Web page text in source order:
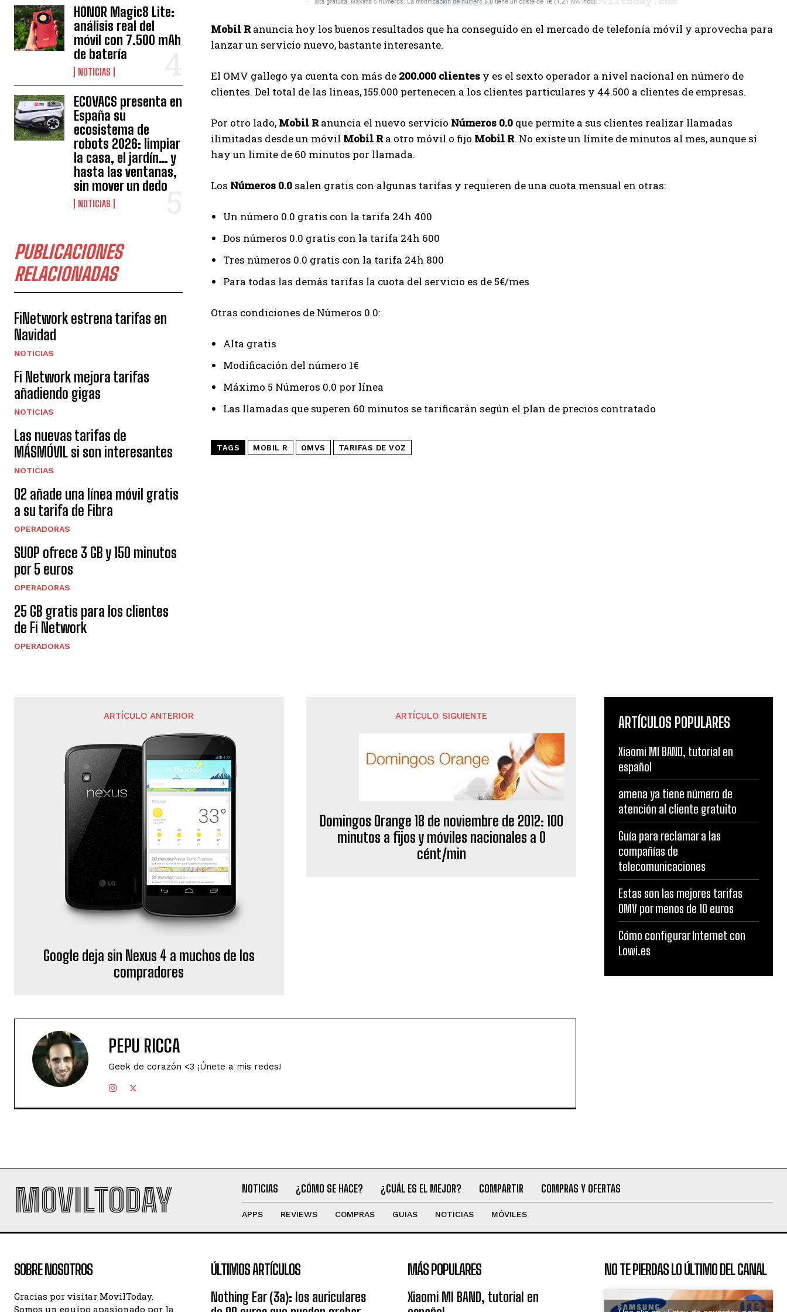
HONOR Magic8 Lite:
análisis real del
móvil con 7.500 mAh
de batería
NOTICIAS
ECOVACS presenta en
España su
ecosistema de
robots 2026: limpiar
la casa, el jardín… y
hasta las ventanas,
sin mover un dedo
NOTICIAS
PUBLICACIONES
RELACIONADAS
FiNetwork estrena tarifas en
Navidad
NOTICIAS
Fi Network mejora tarifas
añadiendo gigas
NOTICIAS
Las nuevas tarifas de
MÁSMÓVIL si son interesantes
NOTICIAS
O2 añade una línea móvil gratis
a su tarifa de Fibra
OPERADORAS
SUOP ofrece 3 GB y 150 minutos
por 5 euros
OPERADORAS
25 GB gratis para los clientes
de Fi Network
OPERADORAS
Mobil Ranuncia hoy los buenos resultados que ha conseguido en el mercado de telefonía móvil y aprovecha para
lanzar un servicio nuevo, bastante interesante.
El OMV gallego ya cuenta con más de 200.000 clientes y es el sexto operador a nivel nacional en número de
clientes. Del total de las lineas, 155.000 pertenecen a los clientes particulares y 44.500 a clientes de empresas.
Por otro lado, Mobil Ranuncia el nuevo servicio Números 0.0 que permite a sus clientes realizar llamadas
ilimitadas desde un móvil Mobil Ra otro móvil o fijo Mobil R. No existe un límite de minutos al mes, aunque sí
hay un limite de 60 minutos por llamada.
Los Números 0.0 salen gratis con algunas tarifas y requieren de una cuota mensual en otras:
Un número 0.0 gratis con la tarifa 24h 400
Dos números 0.0 gratis con la tarifa 24h 600
Tres números 0.0 gratis con la tarifa 24h 800
Para todas las demás tarifas la cuota del servicio es de 5€/mes
Otras condiciones de Números 0.0:
Alta gratis
Modificación del número 1€
Máximo 5 Números 0.0 por línea
Las llamadas que superen 60 minutos se tarificarán según el plan de precios contratado
TAGS MOBIL R OMVS TARIFAS DE VOZ
ARTÍCULO ANTERIOR
Google deja sin Nexus 4 a muchos de los
compradores
ARTÍCULO SIGUIENTE
Domingos Orange 18 de noviembre de 2012: 100
minutos a fijos y móviles nacionales a 0
cént/min
PEPU RICCA
Geek de corazón <3 ¡Únete a mis redes!
ARTÍCULOS POPULARES
Xiaomi MI BAND, tutorial en
español
amena ya tiene número de
atención al cliente gratuito
Guía para reclamar a las
compañías de
telecomunicaciones
Estas son las mejores tarifas
OMV por menos de 10 euros
Cómo configurar Internet con
Lowi.es
MOVILTODAY NOTICIAS ¿CÓMO SE HACE? ¿CUÁL ES EL MEJOR? COMPARTIR COMPRAS Y OFERTAS
APPS REVIEWS COMPRAS GUIAS NOTICIAS MÓVILES
SOBRE NOSOTROS
Gracias por visitar MovilToday.
Somos un equipo apasionado por la
ÚLTIMOS ARTÍCULOS
Nothing Ear (3a): los auriculares
MÁS POPULARES
Xiaomi MI BAND, tutorial en
NO TE PIERDAS LO ÚLTIMO DEL CANAL